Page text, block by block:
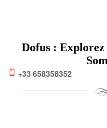
+33 658358352
Dofus :